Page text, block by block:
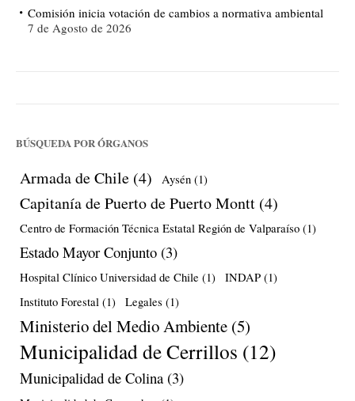
Comisión inicia votación de cambios a normativa ambiental
7 de Agosto de 2026
BÚSQUEDA POR ÓRGANOS
Armada de Chile (4) Aysén (1)
Capitanía de Puerto de Puerto Montt (4)
Centro de Formación Técnica Estatal Región de Valparaíso (1)
Estado Mayor Conjunto (3)
Hospital Clínico Universidad de Chile (1) INDAP (1)
Instituto Forestal (1) Legales (1)
Ministerio del Medio Ambiente (5)
Municipalidad de Cerrillos (12)
Municipalidad de Colina (3)